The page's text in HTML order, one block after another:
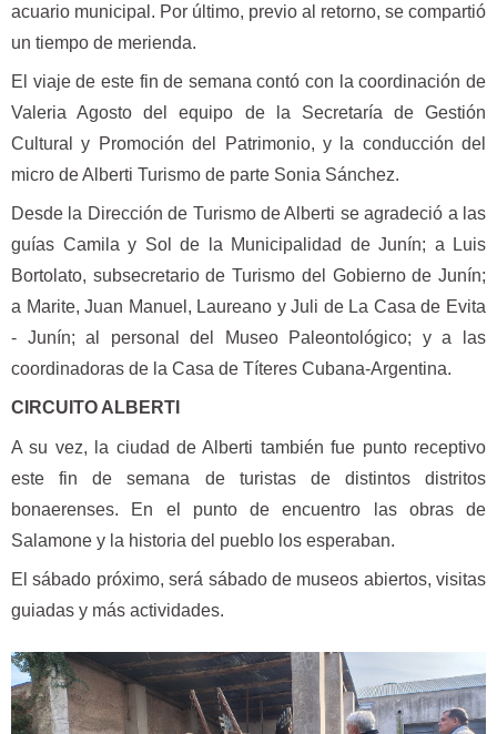
acuario municipal. Por último, previo al retorno, se compartió
un tiempo de merienda.
El viaje de este fin de semana contó con la coordinación de
Valeria Agosto del equipo de la Secretaría de Gestión
Cultural y Promoción del Patrimonio, y la conducción del
micro de Alberti Turismo de parte Sonia Sánchez.
Desde la Dirección de Turismo de Alberti se agradeció a las
guías Camila y Sol de la Municipalidad de Junín; a Luis
Bortolato, subsecretario de Turismo del Gobierno de Junín;
a Marite, Juan Manuel, Laureano y Juli de La Casa de Evita
- Junín; al personal del Museo Paleontológico; y a las
coordinadoras de la Casa de Títeres Cubana-Argentina.
CIRCUITO ALBERTI
A su vez, la ciudad de Alberti también fue punto receptivo
este fin de semana de turistas de distintos distritos
bonaerenses. En el punto de encuentro las obras de
Salamone y la historia del pueblo los esperaban.
El sábado próximo, será sábado de museos abiertos, visitas
guiadas y más actividades.